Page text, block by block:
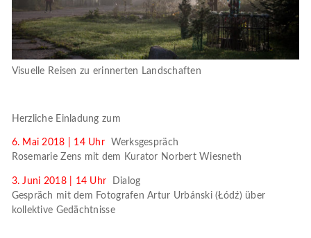
Visuelle Reisen zu erinnerten Landschaften
Herzliche Einladung zum
6. Mai 2018 | 14 UhrWerksgespräch
Rosemarie Zens mit dem Kurator Norbert Wiesneth
3. Juni 2018 | 14 Uhr Dialog
Gespräch mit dem Fotografen Artur Urbánski (Łódź) über
kollektive Gedächtnisse